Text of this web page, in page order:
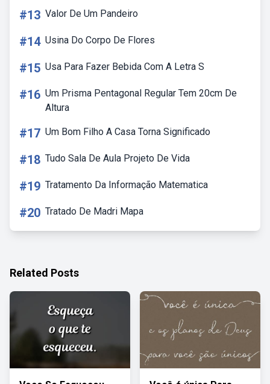
#13 Valor De Um Pandeiro
#14 Usina Do Corpo De Flores
#15 Usa Para Fazer Bebida Com A Letra S
#16 Um Prisma Pentagonal Regular Tem 20cm De
Altura
#17 Um Bom Filho A Casa Torna Significado
#18 Tudo Sala De Aula Projeto De Vida
#19 Tratamento Da Informação Matematica
#20 Tratado De Madri Mapa
Related Posts